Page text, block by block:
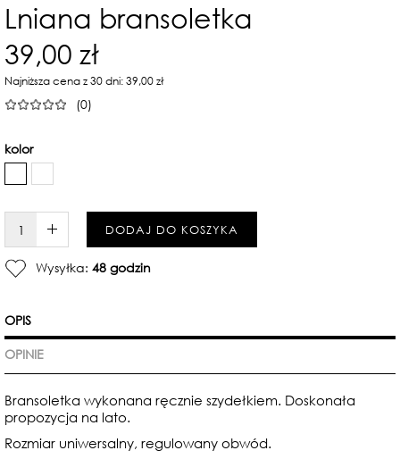
Lniana bransoletka
39,00 zł
Najniższa cena z 30 dni: 39,00 zł
(0)
kolor
W KOSZYKU :)DODAJ DO KOSZYKA
Wysyłka: 48 godzin
OPIS
OPINIE
Bransoletka wykonana ręcznie szydełkiem. Doskonała
propozycja na lato.
Rozmiar uniwersalny, regulowany obwód.